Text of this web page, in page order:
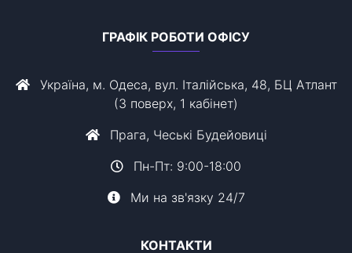
ГРАФІК РОБОТИ ОФІСУ
Україна, м. Одеса, вул. Італійська, 48, БЦ Атлант
(3 поверх, 1 кабінет)
Прага, Чеські Будейовиці
Пн-Пт: 9:00-18:00
Ми на зв'язку 24/7
КОНТАКТИ